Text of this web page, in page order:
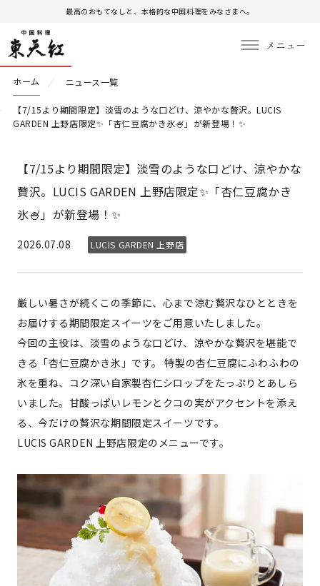
最高のおもてなしと、本格的な中国料理をみなさまへ。
ホーム ニュース一覧
【7/15より期間限定】淡雪のような口どけ、涼やかな贅沢。LUCIS
GARDEN 上野店限定✨「杏仁豆腐かき氷🍧」が新登場！✨
【7/15より期間限定】淡雪のような口どけ、涼やかな
贅沢。LUCIS GARDEN 上野店限定✨「杏仁豆腐かき
氷🍧」が新登場！✨
2026.07.08 LUCIS GARDEN 上野店
厳しい暑さが続くこの季節に、心まで涼む贅沢なひとときを
お届けする期間限定スイーツをご用意いたしました。
今回の主役は、淡雪のような口どけ、涼やかな贅沢を堪能で
きる「杏仁豆腐かき氷」です。 特製の杏仁豆腐にふわふわの
氷を重ね、コク深い自家製杏仁シロップをたっぷりとあしら
いました。甘酸っぱいレモンとクコの実がアクセントを添え
る、今だけの贅沢な期間限定スイーツです。
LUCIS GARDEN 上野店限定のメニューです。